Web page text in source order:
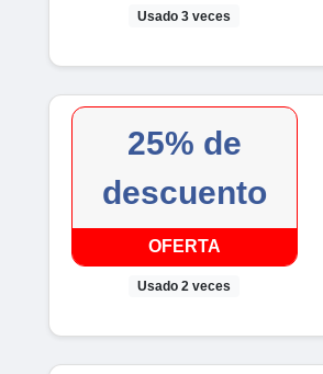
Usado 3 veces
25% de
descuento
OFERTA
Usado 2 veces